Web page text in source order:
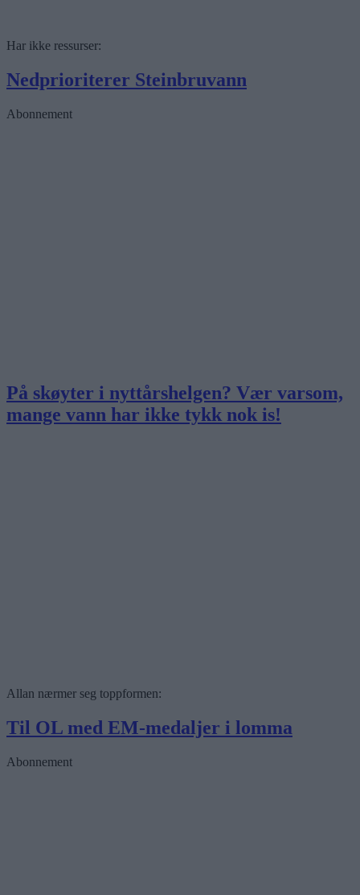
Har ikke ressurser:
Nedprioriterer Steinbruvann
Abonnement
På skøyter i nyttårshelgen? Vær varsom,
mange vann har ikke tykk nok is!
Allan nærmer seg toppformen:
Til OL med EM-medaljer i lomma
Abonnement